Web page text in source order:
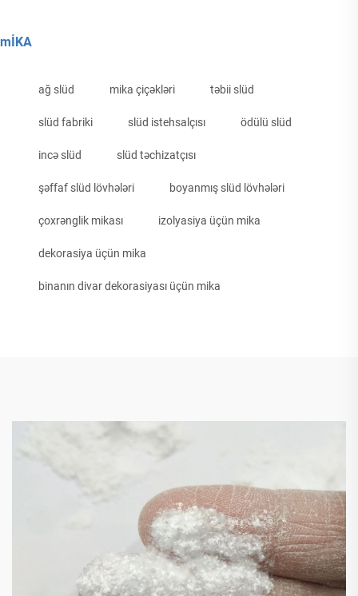
mİKA
ağ slüd mika çiçəkləri təbii slüd
slüd fabriki slüd istehsalçısı ödülü slüd
incə slüd slüd təchizatçısı
şəffaf slüd lövhələri boyanmış slüd lövhələri
çoxrənglik mikası izolyasiya üçün mika
dekorasiya üçün mika
binanın divar dekorasiyası üçün mika